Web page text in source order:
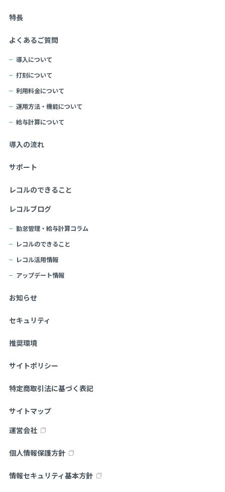
特長
よくあるご質問
導入について
打刻について
利用料金について
運用方法・機能について
給与計算について
導入の流れ
サポート
レコルのできること
レコルブログ
勤怠管理・給与計算コラム
レコルのできること
レコル活用情報
アップデート情報
お知らせ
セキュリティ
推奨環境
サイトポリシー
特定商取引法に基づく表記
サイトマップ
運営会社
個人情報保護方針
情報セキュリティ基本方針